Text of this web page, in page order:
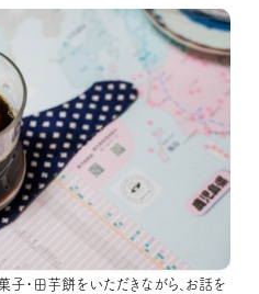
・田芋餅をいただきながら、お話を
・田芋餅をいただきながら、お話を